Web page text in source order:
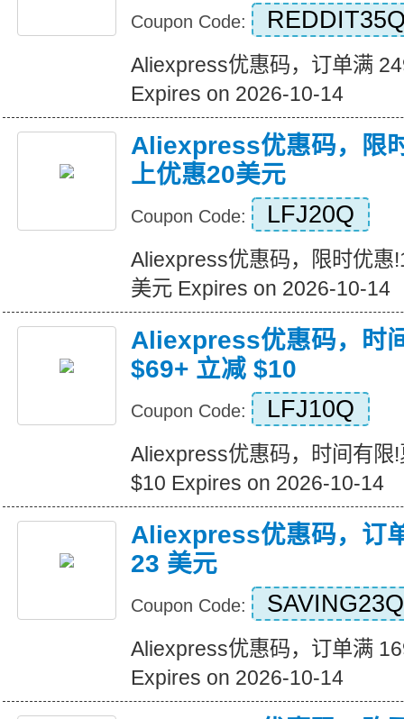
Coupon Code:
Aliexpress优惠码，订单满
Expires on 2026-10-14
Aliexpress优惠码，限
上优惠20美元
Coupon Code: LFJ20Q
Aliexpress优惠码，限时优惠
美元 Expires on 2026-10-14
Aliexpress优惠码，时
$69+ 立减 $10
Coupon Code: LFJ10Q
Aliexpress优惠码，时间有限
$10 Expires on 2026-10-14
Aliexpress优惠码，订
23 美元
Coupon Code: SAVING23Q
Aliexpress优惠码，订单满
Expires on 2026-10-14